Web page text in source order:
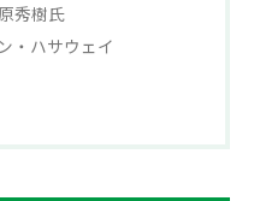
秀樹氏
・ハサウェイ